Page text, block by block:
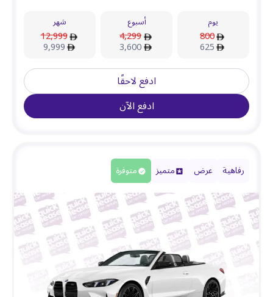
يوم
800
625
أسبوع
4,299
3,600
شهر
12,999
9,999
ادفع لاحقًا
ادفع الآن
رفاهية عرض متميز متوفرة